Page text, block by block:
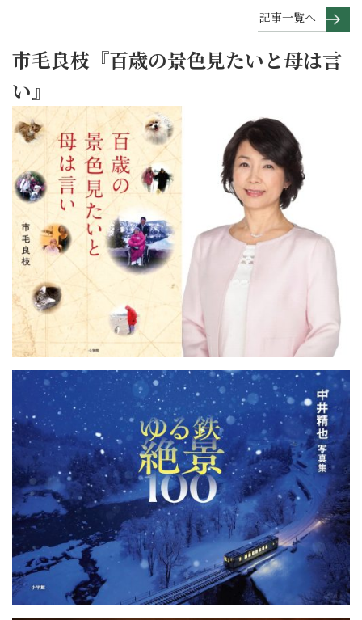
記事一覧へ
市毛良枝『百歳の景色見たいと母は言
い』